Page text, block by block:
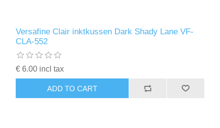
Versafine Clair inktkussen Dark Shady Lane VF-
CLA-552
€ 6.00 incl tax
ADD TO CART